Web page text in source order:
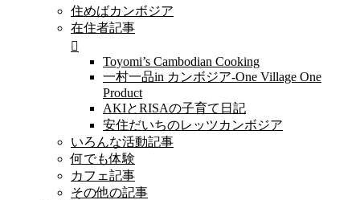
住めばカンボジア
在住者記事
Toyomi’s Cambodian Cooking
一村一品in カンボジア-One Village One
Product
AKIとRISAの子育て日記
安住だいちのレッツカンボジア
いろんな活動記事
何でも体験
カフェ記事
その他の記事